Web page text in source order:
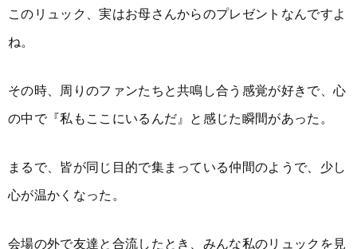
このリュック、実はお母さんからのプレゼントなんですよ
ね。
その時、周りのファンたちと共鳴し合う感覚が好きで、心
の中で『私もここにいるんだ』と感じた瞬間があった。
まるで、皆が同じ目的で集まっている仲間のようで、少し
心が温かくなった。
会場の外で友達と合流したとき、みんな私のリュックを見